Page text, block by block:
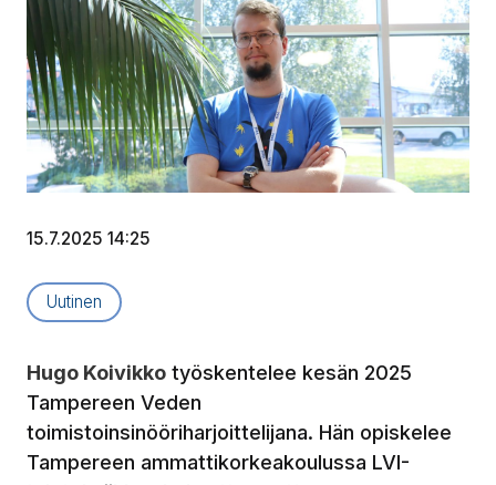
15.7.2025 14:25
Artikkelityyppi:
Uutinen
Hugo Koivikko työskentelee kesän 2025
Tampereen Veden
toimistoinsinööriharjoittelijana. Hän opiskelee
Tampereen ammattikorkeakoulussa LVI-